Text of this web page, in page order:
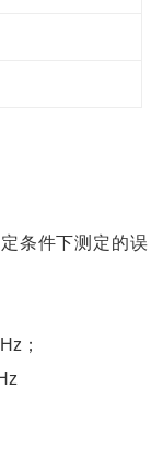
条件下测定的误
；